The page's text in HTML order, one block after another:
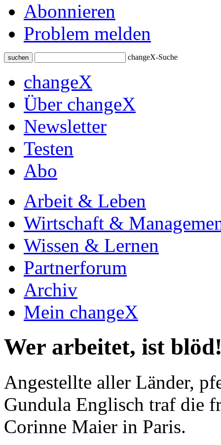
Abonnieren
Problem melden
suchen changeX-Suche
changeX
Über changeX
Newsletter
Testen
Abo
Arbeit & Leben
Wirtschaft &
Wissen & Lernen
Partnerforum
Archiv
Mein changeX
Wer arbeitet, ist
Angestellte aller Länder,
Gundula Englisch traf die
Corinne Maier in Paris.